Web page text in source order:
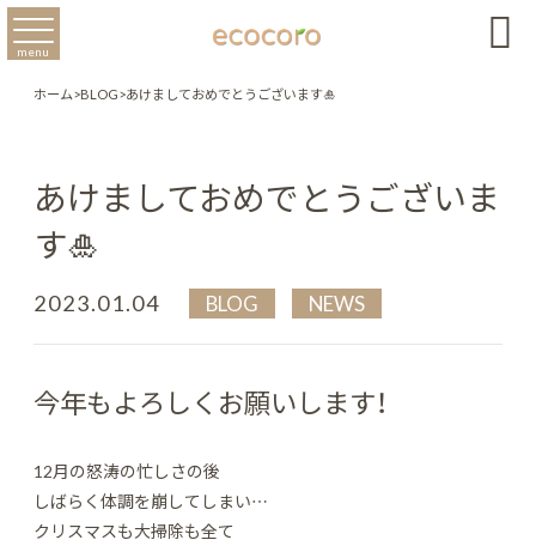
menu 
ホーム>BLOG>あけましておめでとうございます🎍
あけましておめでとうございま
す🎍
2023.01.04 BLOG NEWS
今年もよろしくお願いします！
12月の怒涛の忙しさの後
しばらく体調を崩してしまい…
クリスマスも大掃除も全て